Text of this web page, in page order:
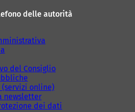
delle autorità
del Consiglio
online)
newsletter
dei dati